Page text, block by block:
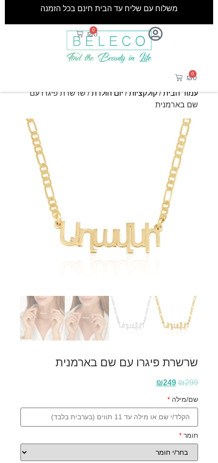
₪0
0
משלוח עם שליח עד הבית חינם בכל הזמנה
₪0
0
עמוד הבית/קולקציות/יום הולדת/ שרשרת פיגרו עם
שם בארמנית
שרשרת פיגרו עם שם בארמנית
₪299
₪249
שם/מילה*
חומר*